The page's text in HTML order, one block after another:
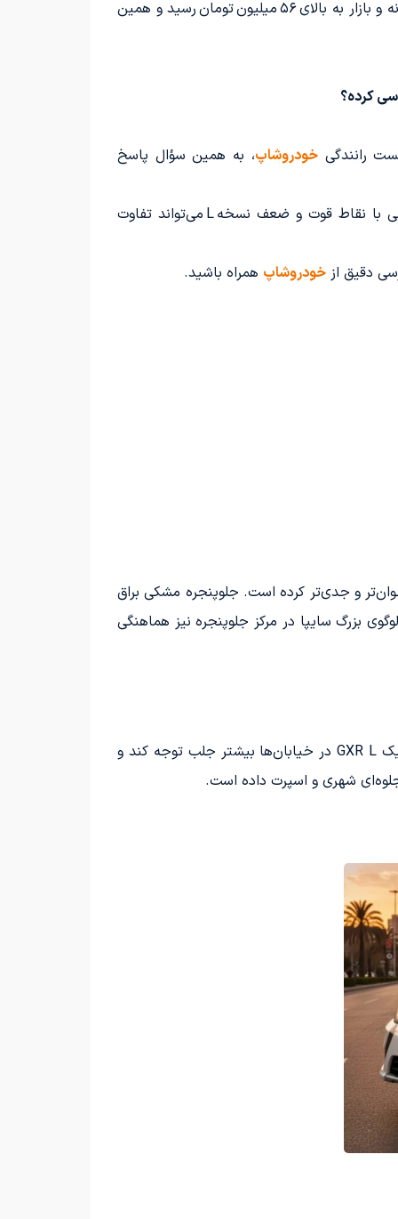
انتظار به‌نظر برسد، اما روند قیمت‌ها و رکود عرضه، آن را توضیح می‌دهد. در همین بازه، اختلاف میانگین قیمت کارخانه و بازار به بالای ۵۶ میلیون تومان رسید و همین
خودروشاپ، به همین سؤال پاسخ
چه به دنبال خرید خودروی صفر باشید، چه تصمیم به تعویض یکی از تیپ‌های قدیمی کوییک داشته باشید، آشنایی با نقاط قوت و ضعف نسخه L می‌تواند تفاوت
خودروشاپ همراه باشید.
و جدی‌تر کرده است. جلوپنجره مشکی براق
بزرگ سایپا در مرکز جلوپنجره نیز هماهنگی
در این نسخه، رنگ‌بندی دو‌تُنه با سقف مشکی مات یکی از مشخصه‌های اصلی است. همین تضاد رنگ باعث شده کوییک GXR L در خیابان‌ها بیشتر جلب توجه کند و
شهری و اسپرت داده است.